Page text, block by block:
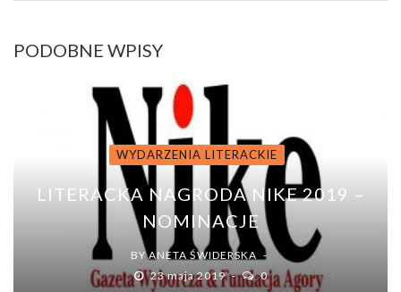
PODOBNE WPISY
WYDARZENIA LITERACKIE
LITERACKA NAGRODA NIKE 2019 –
NOMINACJE
BYANETA ŚWIDERSKA
23 maja 2019
0